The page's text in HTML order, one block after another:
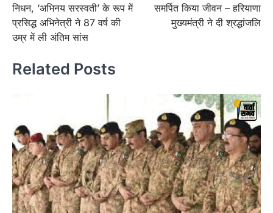
निधन, ‘अभिनय सरस्वती’ के रूप में
प्रसिद्ध अभिनेत्री ने 87 वर्ष की
उम्र में ली अंतिम सांस
समर्पित किया जीवन – हरियाणा
मुख्यमंत्री ने दी श्रद्धांजलि
Related Posts